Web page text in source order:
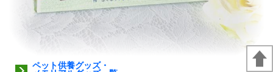
ペット供養グッズ・